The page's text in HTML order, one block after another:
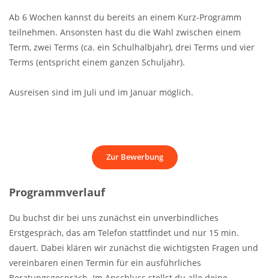
Ab 6 Wochen kannst du bereits an einem Kurz-Programm
teilnehmen. Ansonsten hast du die Wahl zwischen einem
Term, zwei Terms (ca. ein Schulhalbjahr), drei Terms und vier
Terms (entspricht einem ganzen Schuljahr).
Ausreisen sind im Juli und im Januar möglich.
Zur Bewerbung
Programmverlauf
Du buchst dir bei uns zunächst ein unverbindliches
Erstgespräch, das am Telefon stattfindet und nur 15 min.
dauert. Dabei klären wir zunächst die wichtigsten Fragen und
vereinbaren einen Termin für ein ausführliches